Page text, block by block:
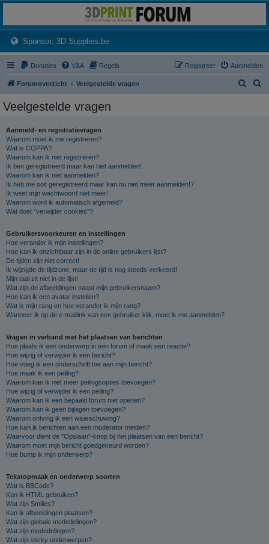
Het 3D print forum van de Benelux na de sluiting van 3dprintforum.nl
Sponsor: 3D Supplies.be(Opens a new tab)
Donaties V&A Regels Aanmelden
Registreer
Forumoverzicht Veelgestelde vragen
Veelgestelde vragen
Aanmeld- en registratievragen
Waarom moet ik me registreren?
Wat is COPPA?
Waarom kan ik niet registreren?
Ik ben geregistreerd maar kan niet aanmelden!
Waarom kan ik niet aanmelden?
Ik heb me ooit geregistreerd maar kan nu niet meer aanmelden!?
Ik weet mijn wachtwoord niet meer!
Waarom word ik automatisch afgemeld?
Wat doet "verwijder cookies"?
Gebruikersvoorkeuren en instellingen
Hoe verander ik mijn instellingen?
Hoe kan ik onzichtbaar zijn in de online gebruikers lijst?
De tijden zijn niet correct!
Ik wijzigde de tijdzone, maar de tijd is nog steeds verkeerd!
Mijn taal zit niet in de lijst!
Wat zijn de afbeeldingen naast mijn gebruikersnaam?
Hoe kan ik een avatar instellen?
Wat is mijn rang en hoe verander ik mijn rang?
Wanneer ik op de e-maillink van een gebruiker klik, moet ik me aanmelden?
Vragen in verband met het plaatsen van berichten
Hoe plaats ik een onderwerp in een forum of maak een reactie?
Hoe wijzig of verwijder ik een bericht?
Hoe voeg ik een onderschrift toe aan mijn bericht?
Hoe maak ik een peiling?
Waarom kan ik niet meer peilingsopties toevoegen?
Hoe wijzig of verwijder ik een peiling?
Waarom kan ik een bepaald forum niet openen?
Waarom kan ik geen bijlagen toevoegen?
Waarom ontving ik een waarschuwing?
Hoe kan ik berichten aan een moderator melden?
Waarvoor dient de "Opslaan"-knop bij het plaatsen van een bericht?
Waarom moet mijn bericht goedgekeurd worden?
Hoe bump ik mijn onderwerp?
Tekstopmaak en onderwerp soorten
Wat is BBCode?
Kan ik HTML gebruiken?
Wat zijn Smilies?
Kan ik afbeeldingen plaatsen?
Wat zijn globale mededelingen?
Wat zijn mededelingen?
Wat zijn sticky onderwerpen?